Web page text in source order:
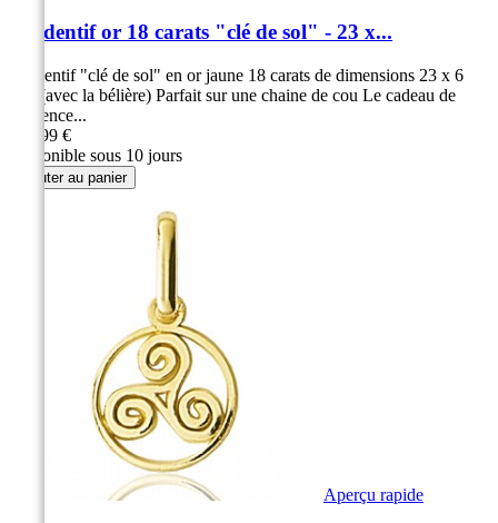
Pendentif or 18 carats "clé de sol" - 23 x...
Pendentif "clé de sol" en or jaune 18 carats de dimensions 23 x 6
mm (avec la bélière) Parfait sur une chaine de cou Le cadeau de
référence...
139,99 €
Disponible sous 10 jours
Ajouter au panier
Aperçu rapide